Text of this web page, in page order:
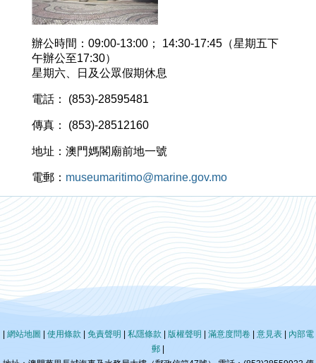
辦公時間：09:00-13:00； 14:30-17:45（星期五下
午辦公至17:30）
星期六、日及公眾假期休息
電話： (853)-28595481
傳真： (853)-28512160
地址：澳門媽閣廟前地一號
電郵： museumaritimo@marine.gov.mo
網站地圖 使用條款 免責聲明 私隱條款 版權聲明 滿意度問卷| 意見表|
內部電
郵